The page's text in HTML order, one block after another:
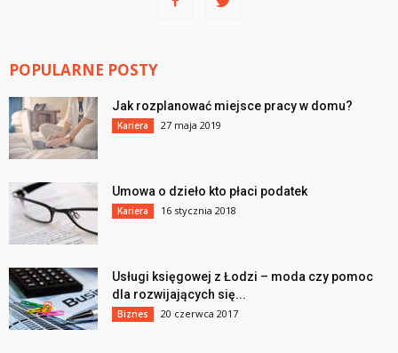
POPULARNE POSTY
Jak rozplanować miejsce pracy w domu?
Kariera 27 maja 2019
Umowa o dzieło kto płaci podatek
Kariera 16 stycznia 2018
Usługi księgowej z Łodzi – moda czy pomoc
dla rozwijających się...
Biznes 20 czerwca 2017